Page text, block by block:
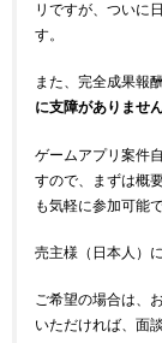
リですが、ついに
す。
また、完全成果報
に支障がありません
ゲームアプリ案件
すので、まずは概
も気軽に参加可能で
売主様（日本人）
ご希望の場合は、
いただければ、面